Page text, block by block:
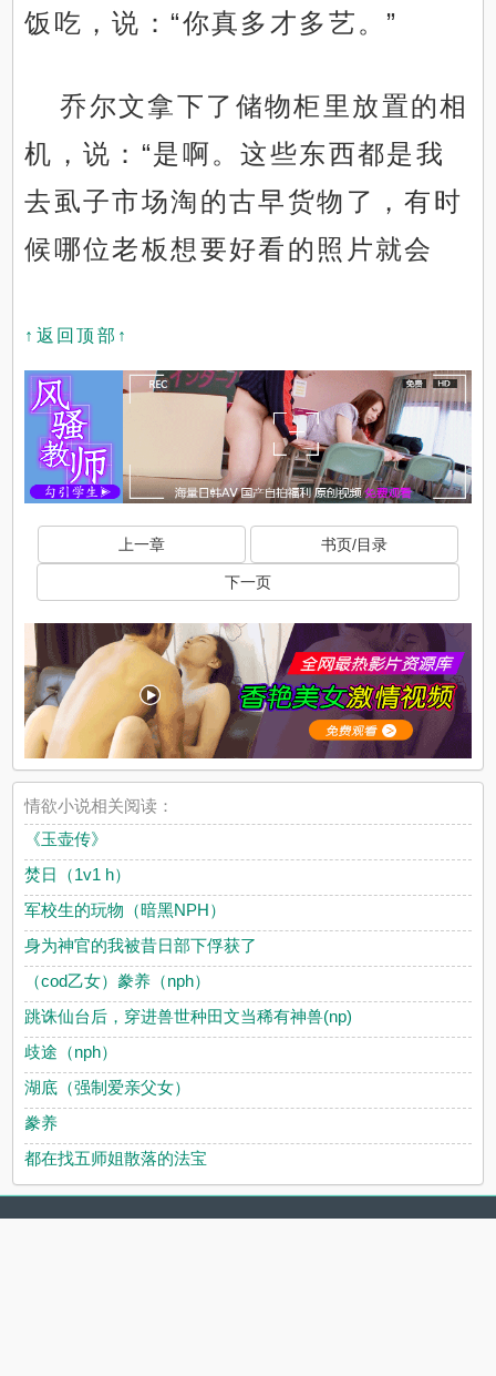
饭吃，说：“你真多才多艺。”
乔尔文拿下了储物柜里放置的相
机，说：“是啊。这些东西都是我
去虱子市场淘的古早货物了，有时
候哪位老板想要好看的照片就会
↑返回顶部↑
上一章 书页/目录
下一页
情欲小说相关阅读：
《玉壶传》
焚日（1v1 h）
军校生的玩物（暗黑NPH）
身为神官的我被昔日部下俘获了
（cod乙女）豢养（nph）
跳诛仙台后，穿进兽世种田文当稀有神兽(np)
歧途（nph）
湖底（强制爱亲父女）
豢养
都在找五师姐散落的法宝